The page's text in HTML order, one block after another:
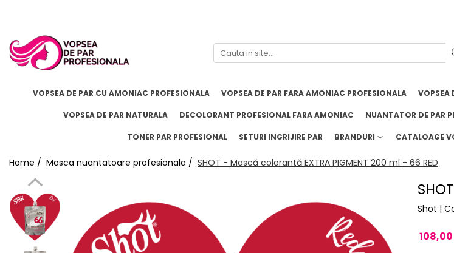
Branduri
Pro.Co
VOPSEA DE PAR CU AMONIAC PROFESIONALA VOPSEA DE PAR FARA AMONIAC PROFESIONALA VOPSEA
VOPSEA DE PAR NATURALA DECOLORANT PROFESIONAL FARA AMONIAC NUANTATOR DE PAR
TONER PAR PROFESIONAL SETURI INGRIJIRE PAR BRANDURI CATALOAGE
Home / Masca nuantatoare profesionala / SHOT - Mască colorantă EXTRA PIGMENT 200 ml - 66 RED
Shot |
108,00